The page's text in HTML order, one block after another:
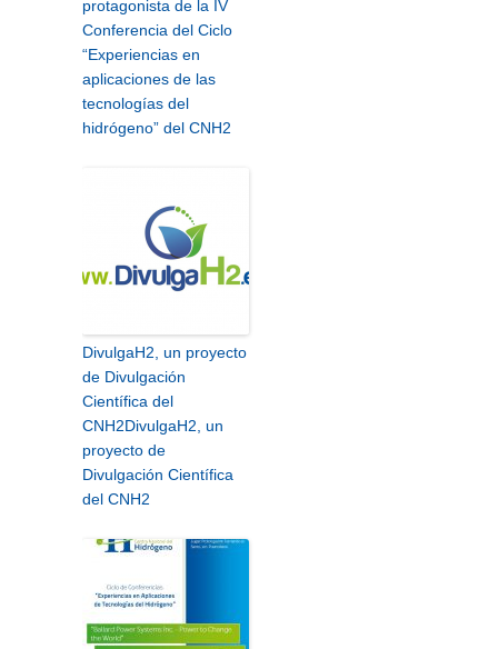
protagonista de la IV
Conferencia del Ciclo
“Experiencias en
aplicaciones de las
tecnologías del
hidrógeno” del CNH2
DivulgaH2, un proyecto
de Divulgación
Científica del
CNH2DivulgaH2, un
proyecto de
Divulgación Científica
del CNH2